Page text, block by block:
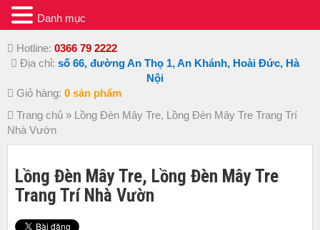
Hotline: 0366 79 2222
Địa chỉ: số 66, đường An Thọ 1, An Khánh, Hoài Đức, Hà
Nội
Giỏ hàng: 0 sản phẩm
Trang chủ » Lồng Đèn Mây Tre, Lồng Đèn Mây Tre Trang Trí
Nhà Vườn
Lồng Đèn Mây Tre, Lồng Đèn Mây Tre
Trang Trí Nhà Vườn
Danh mục